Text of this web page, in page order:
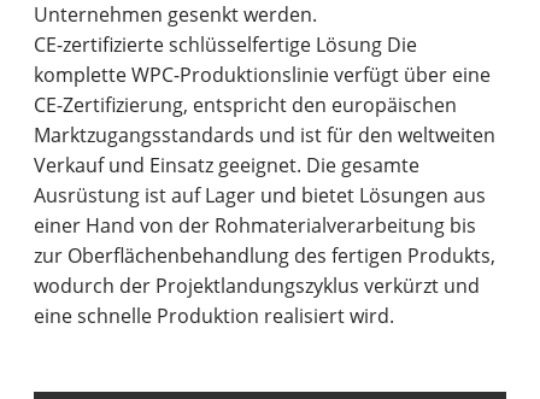
Unternehmen gesenkt werden.
CE-zertifizierte schlüsselfertige Lösung Die
komplette WPC-Produktionslinie verfügt über eine
CE-Zertifizierung, entspricht den europäischen
Marktzugangsstandards und ist für den weltweiten
Verkauf und Einsatz geeignet. Die gesamte
Ausrüstung ist auf Lager und bietet Lösungen aus
einer Hand von der Rohmaterialverarbeitung bis
zur Oberflächenbehandlung des fertigen Produkts,
wodurch der Projektlandungszyklus verkürzt und
eine schnelle Produktion realisiert wird.